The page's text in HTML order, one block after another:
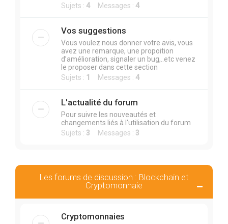
Sujets : 4 Messages : 4
Vos suggestions
Vous voulez nous donner votre avis, vous
avez une remarque, une propoition
d’amélioration, signaler un bug,..etc venez
le proposer dans cette section
Sujets : 1 Messages : 4
L'actualité du forum
Pour suivre les nouveautés et
changements liés à l'utilisation du forum
Sujets : 3 Messages : 3
Les forums de discussion : Blockchain et
Cryptomonnaie
Cryptomonnaies